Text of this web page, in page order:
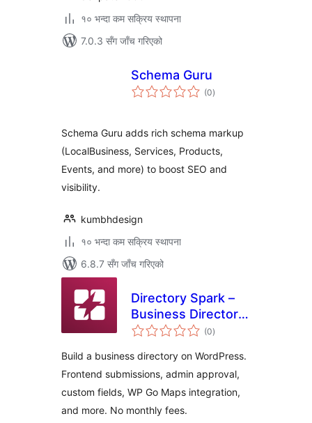
१० भन्दा कम सक्रिय स्थापना
7.0.3 सँग जाँच गरिएको
Schema Guru
(0कुल
रेटिङ्गहरू
)
Schema Guru adds rich schema markup
(LocalBusiness, Services, Products,
Events, and more) to boost SEO and
visibility.
kumbhdesign
१० भन्दा कम सक्रिय स्थापना
6.8.7 सँग जाँच गरिएको
Directory Spark –
Business Directory
& Listings
(0कुल
रेटिङ्गहरू
)
Build a business directory on WordPress.
Frontend submissions, admin approval,
custom fields, WP Go Maps integration,
and more. No monthly fees.